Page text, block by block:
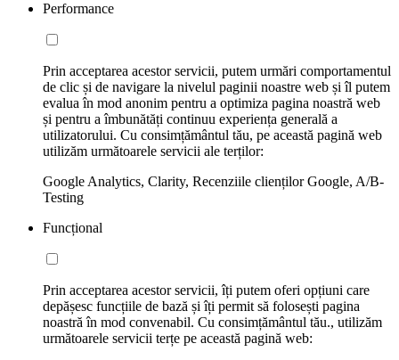
Performance
Prin acceptarea acestor servicii, putem urmări comportamentul
de clic și de navigare la nivelul paginii noastre web și îl putem
evalua în mod anonim pentru a optimiza pagina noastră web
și pentru a îmbunătăți continuu experiența generală a
utilizatorului. Cu consimțământul tău, pe această pagină web
utilizăm următoarele servicii ale terților:
Google Analytics, Clarity, Recenziile clienților Google, A/B-
Testing
Funcțional
Prin acceptarea acestor servicii, îți putem oferi opțiuni care
depășesc funcțiile de bază și îți permit să folosești pagina
noastră în mod convenabil. Cu consimțământul tău., utilizăm
următoarele servicii terțe pe această pagină web: